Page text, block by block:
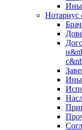
Нотариус